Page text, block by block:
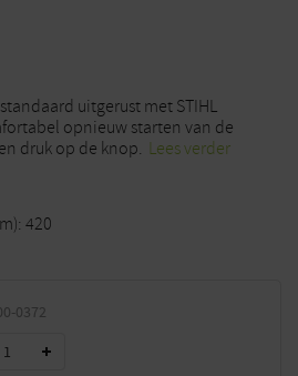
uitgerust met STIHL
opnieuw starten van de
druk op de knop. Lees verder
420
0372